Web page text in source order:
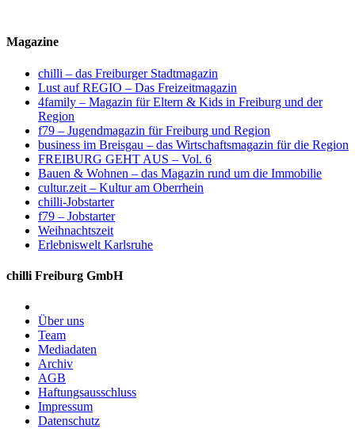
Magazine
chilli – das Freiburger Stadtmagazin
Lust auf REGIO – Das Freizeitmagazin
4family – Magazin für Eltern & Kids in Freiburg und der
Region
f79 – Jugendmagazin für Freiburg und Region
business im Breisgau – das Wirtschaftsmagazin für die Region
FREIBURG GEHT AUS – Vol. 6
Bauen & Wohnen – das Magazin rund um die Immobilie
cultur.zeit – Kultur am Oberrhein
chilli-Jobstarter
f79 – Jobstarter
Weihnachtszeit
Erlebniswelt Karlsruhe
chilli Freiburg GmbH
Über uns
Team
Mediadaten
Archiv
AGB
Haftungsausschluss
Impressum
Datenschutz